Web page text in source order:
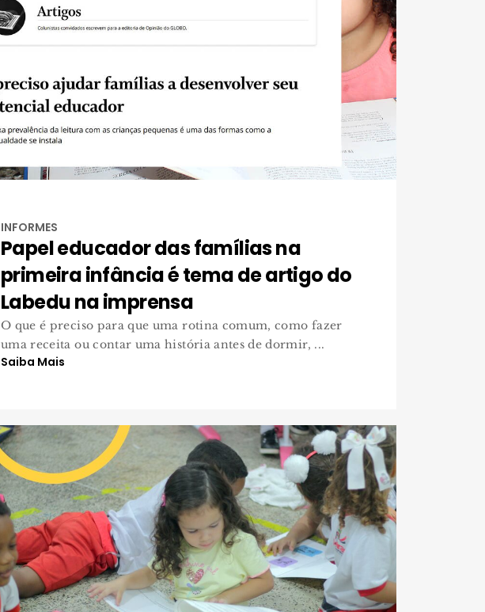
INFORMES
Papel educador das famílias na
primeira infância é tema de artigo do
Labedu na imprensa
O que é preciso para que uma rotina comum, como fazer
uma receita ou contar uma história antes de dormir, ...
Saiba Mais